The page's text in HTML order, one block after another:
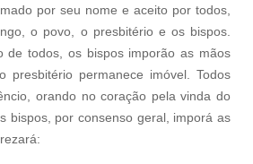
por seu nome e aceito por todos,
o povo, o presbitério e os bispos.
de todos, os bispos imporão as mãos
presbitério permanece imóvel. Todos
orando no coração pela vinda do
bispos, por consenso geral, imporá as